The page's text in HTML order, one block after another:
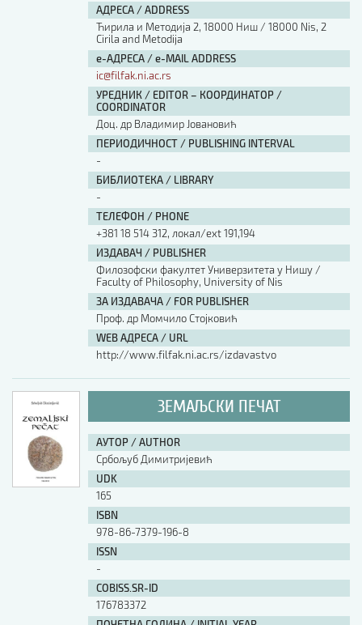
АДРЕСА / ADDRESS
Ћирила и Методија 2, 18000 Ниш / 18000 Nis, 2
Cirila and Metodija
е-АДРЕСА / e-MAIL ADDRESS
ic@filfak.ni.ac.rs
УРЕДНИК / EDITOR – КООРДИНАТОР /
COORDINATOR
Доц. др Владимир Јовановић
ПЕРИОДИЧНОСТ / PUBLISHING INTERVAL
-
БИБЛИОТЕКА / LIBRARY
-
ТЕЛЕФОН / PHONE
+381 18 514 312, локал/ext 191,194
ИЗДАВАЧ / PUBLISHER
Филозофски факултет Универзитета у Нишу /
Faculty of Philosophy, University of Nis
ЗА ИЗДАВАЧА / FOR PUBLISHER
Проф. др Момчило Стојковић
WEB АДРЕСА / URL
http://www.filfak.ni.ac.rs/izdavastvo
ЗЕМАЉСКИ ПЕЧАТ
АУТОР / AUTHOR
Србољуб Димитријевић
UDK
165
ISBN
978-86-7379-196-8
ISSN
-
COBISS.SR-ID
176783372